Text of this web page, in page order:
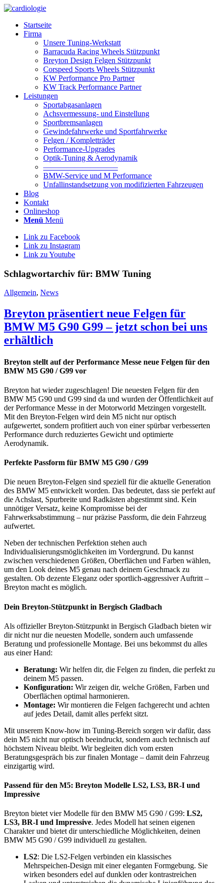
Startseite
Firma
Unsere Tuning-Werkstatt
Barracuda Racing Wheels Stützpunkt
Breyton Design Felgen Stützpunkt
Corspeed Sports Wheels Stützpunkt
KW Performance Pro Partner
KW Track Performance Partner
Leistungen
Sportabgasanlagen
Achsvermessung- und Einstellung
Sportbremsanlagen
Gewindefahrwerke und Sportfahrwerke
Felgen / Kompletträder
Performance-Upgrades
Optik-Tuning & Aerodynamik
—————————–
BMW-Service und M Performance
Unfallinstandsetzung von modifizierten Fahrzeugen
Blog
Kontakt
Onlineshop
Menü Menü
Link zu Facebook
Link zu Instagram
Link zu Youtube
Schlagwortarchiv für: BMW Tuning
Allgemein, News
Breyton präsentiert neue Felgen für
BMW M5 G90 G99 – jetzt schon bei uns
erhältlich
Breyton stellt auf der Performance Messe neue Felgen für den
BMW M5 G90 / G99 vor
Breyton hat wieder zugeschlagen! Die neuesten Felgen für den
BMW M5 G90 und G99 sind da und wurden der Öffentlichkeit auf
der Performance Messe in der Motorworld Metzingen vorgestellt.
Mit den Breyton-Felgen wird dein M5 nicht nur optisch
aufgewertet, sondern profitiert auch von einer spürbar verbesserten
Performance durch reduziertes Gewicht und optimierte
Aerodynamik.
Perfekte Passform für BMW M5 G90 / G99
Die neuen Breyton-Felgen sind speziell für die aktuelle Generation
des BMW M5 entwickelt worden. Das bedeutet, dass sie perfekt auf
die Achslast, Spurbreite und Radkästen abgestimmt sind. Kein
unnötiger Versatz, keine Kompromisse bei der
Fahrwerksabstimmung – nur präzise Passform, die dein Fahrzeug
aufwertet.
Neben der technischen Perfektion stehen auch
Individualisierungsmöglichkeiten im Vordergrund. Du kannst
zwischen verschiedenen Größen, Oberflächen und Farben wählen,
um den Look deines M5 genau nach deinem Geschmack zu
gestalten. Ob dezente Eleganz oder sportlich-aggressiver Auftritt –
Breyton macht es möglich.
Dein Breyton-Stützpunkt in Bergisch Gladbach
Als offizieller Breyton-Stützpunkt in Bergisch Gladbach bieten wir
dir nicht nur die neuesten Modelle, sondern auch umfassende
Beratung und professionelle Montage. Bei uns bekommst du alles
aus einer Hand:
Beratung: Wir helfen dir, die Felgen zu finden, die perfekt zu
deinem M5 passen.
Konfiguration: Wir zeigen dir, welche Größen, Farben und
Oberflächen optimal harmonieren.
Montage: Wir montieren die Felgen fachgerecht und achten
auf jedes Detail, damit alles perfekt sitzt.
Mit unserem Know-how im Tuning-Bereich sorgen wir dafür, dass
dein M5 nicht nur optisch beeindruckt, sondern auch technisch auf
höchstem Niveau bleibt. Wir begleiten dich vom ersten
Beratungsgespräch bis zur finalen Montage – damit dein Fahrzeug
einzigartig wird.
Passend für den M5: Breyton Modelle LS2, LS3, BR-I und
Impressive
Breyton bietet vier Modelle für den BMW M5 G90 / G99: LS2,
LS3, BR-I und Impressive. Jedes Modell hat seinen eigenen
Charakter und bietet dir unterschiedliche Möglichkeiten, deinen
BMW M5 G90 / G99 individuell zu gestalten.
LS2: Die LS2-Felgen verbinden ein klassisches
Mehrspeichen-Design mit einer eleganten Formgebung. Sie
wirken besonders edel auf dunklen oder kontrastreichen